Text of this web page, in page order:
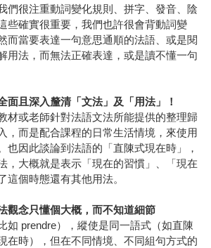
們很注重動詞變化規則、拼字、發音、陰
些確實很重要，我們也許很會背動詞變
而當要表達一句意思通順的法語、或是閱
用法，而無法正確表達，或是讀不懂一句
面且深入釐清「文法」及「用法」！
材或老師針對法語文法所能提供的整理歸
，而是配合課程的日常生活情境，來使用
也因此談論到法語的「直陳式現在時」，
，大概就是表示「現在的習慣」、「現在
這個時態還有其他用法。
觀念只懂個大概，而不知道細節
如 prendre），縱使是同一語式（如直陳
在時），但在不同情境、不同組句方式的